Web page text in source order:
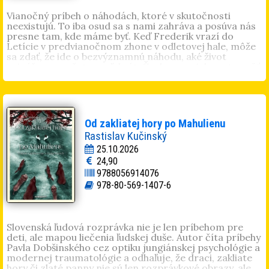
Pavlíková, PhD. (1985, Vranov nad Topľou). Je
absolventkou Právnickej fakulty v Košiciach, po ktorej
ukončila doktorandské štúdium. Je autorkou mnohých
odborných článkov.
Vianočný príbeh o náhodách, ktoré v skutočnosti
neexistujú. To iba osud sa s nami zahráva a posúva nás
presne tam, kde máme byť. Keď Frederik vrazí do
Letície v predvianočnom zhone v odletovej hale, môže
sa zdať, že ide o bezvýznamnú náhodu, aké život
Frederik jej ochrancom, po pristátí zase Letícia jeho
kompasom. Ustojí krehké priateľstvo rodinnú drámu,
dokáže ošetriť hlboké jazvy na duši? Niektoré stretnutia
neprichádzajú do nášho života náhodou. Prichádzajú
presne vtedy, keď ich najviac potrebujeme. Zdalo sa, že
on chráni ju, napokon ona zachránila jeho.
Lucia Olrinková (1988) je autorkou bestsellerov
som si zakázala
(vyšlo aj v češtine),
Spoločníčka,Ako slaný karamel,Keď rozkvitnú čerešne
VianočnýaLáska nepozná čas
zároveň útek od reality. Miluje svoju rodinu, dobré jedlo
@luciaolrinkova_autor
Od zakliatej hory po Mahulienu
Rastislav Kučinský
25.10.2026
24,90
9788056914076
978-80-569-1407-6
Slovenská ľudová rozprávka nie je len príbehom pre
deti, ale mapou liečenia ľudskej duše. Autor číta príbehy
Pavla Dobšinského cez optiku jungiánskej psychológie a
modernej traumatológie a odhaľuje, že draci, zakliate